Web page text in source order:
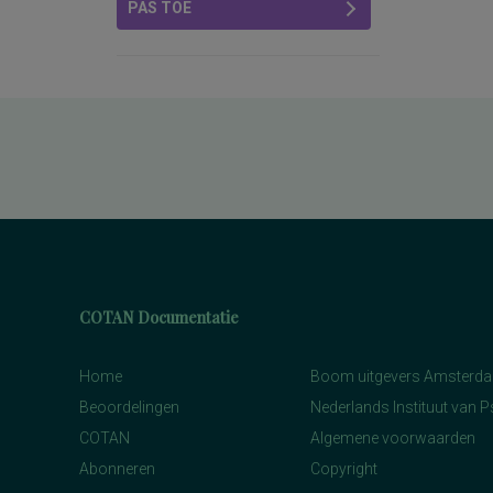
PAS TOE
COTAN Documentatie
Home
Beoordelingen
COTAN
Abonneren
Boom uitgevers
Nederlands Instituut van
Algemene voorwaarden
Copyright